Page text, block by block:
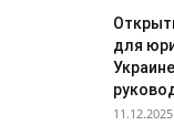
для
11.12.2025